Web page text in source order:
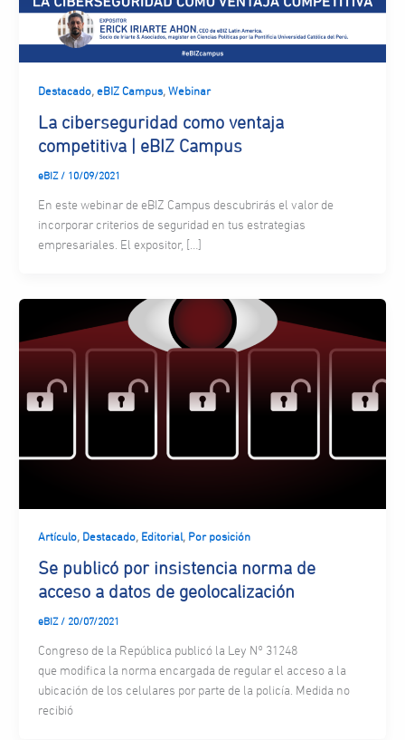
Destacado, eBIZ Campus, Webinar
La ciberseguridad como ventaja
competitiva | eBIZ Campus
eBIZ / 10/09/2021
En este webinar de eBIZ Campus descubrirás el valor de
incorporar criterios de seguridad en tus estrategias
empresariales. El expositor, […]
Artículo, Destacado, Editorial, Por posición
Se publicó por insistencia norma de
acceso a datos de geolocalización
eBIZ / 20/07/2021
Congreso de la República publicó la Ley N° 31248
que modifica la norma encargada de regular el acceso a la
ubicación de los celulares por parte de la policía. Medida no
recibió